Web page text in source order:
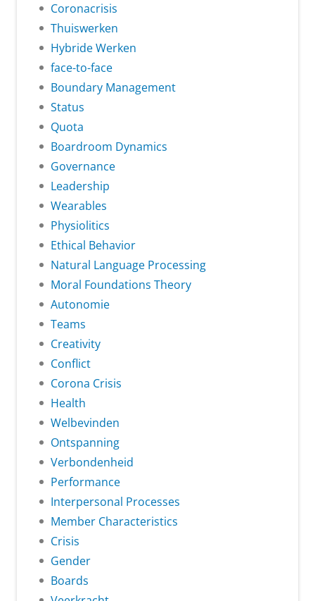
Coronacrisis
Thuiswerken
Hybride Werken
face-to-face
Boundary Management
Status
Quota
Boardroom Dynamics
Governance
Leadership
Wearables
Physiolitics
Ethical Behavior
Natural Language Processing
Moral Foundations Theory
Autonomie
Teams
Creativity
Conflict
Corona Crisis
Health
Welbevinden
Ontspanning
Verbondenheid
Performance
Interpersonal Processes
Member Characteristics
Crisis
Gender
Boards